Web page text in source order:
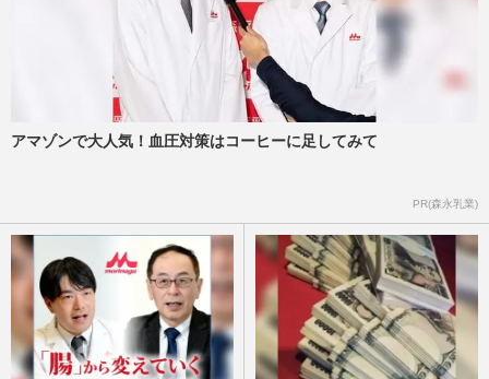
アマゾンで大人気！血圧対策はコーヒーに足してみて
PR(森永乳業)